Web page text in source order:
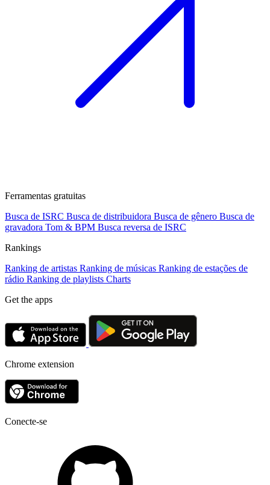
Ferramentas gratuitas
Busca de ISRC Busca de distribuidora Busca de gênero Busca de
gravadora Tom & BPM Busca reversa de ISRC
Rankings
Ranking de artistas Ranking de músicas Ranking de estações de
rádio Ranking de playlists Charts
Get the apps
Chrome extension
Conecte-se